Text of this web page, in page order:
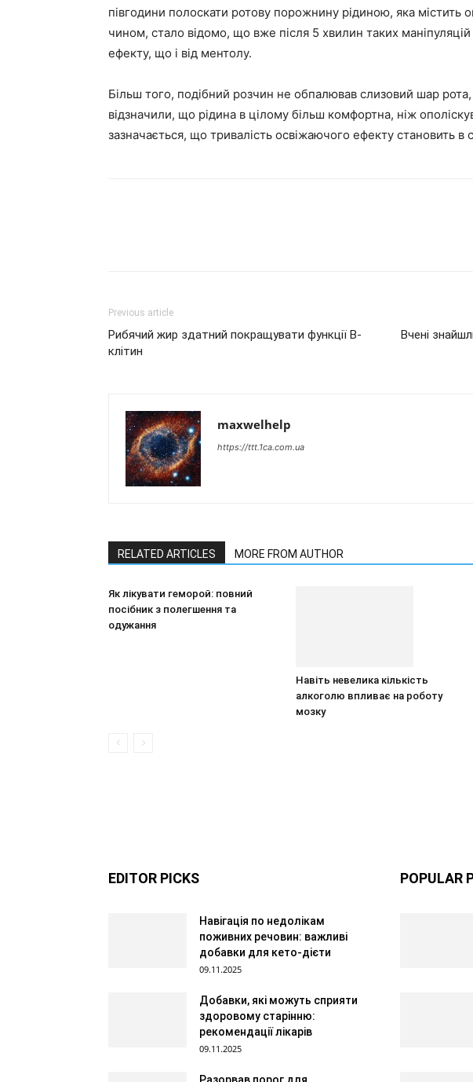
півгодини полоскати ротову порожнину рідиною, яка містить
чином, стало відомо, що вже після 5 хвилин таких
ефекту, що і від ментолу.
Більш того, подібний розчин не обпалював слизовий шар
відзначили, що рідина в цілому більш комфортна, ніж
зазначається, що тривалість освіжаючого ефекту становить в
Previous article
Рибячий жир здатний покращувати функції В-
клітин
Вчені
maxwelhelp
https://ttt.1ca.com.ua
RELATED ARTICLES MORE FROM AUTHOR
Як лікувати геморой: повний
посібник з полегшення та
одужання
Навіть невелика кількість
алкоголю впливає на роботу
мозку
EDITOR PICKS
Навігація по недолікам
поживних речовин: важливі
добавки для кето-дієти
09.11.2025
Добавки, які можуть сприяти
здоровому старінню:
рекомендації лікарів
09.11.2025
POPULAR